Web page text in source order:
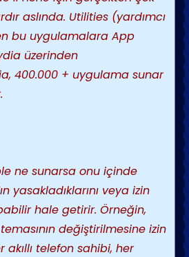
aslında. Utilities (yardımcı
bu uygulamalara App
üzerinden
400.000 + uygulama sunar
ne sunarsa onu içinde
yasakladıklarını veya izin
hale getirir. Örneğin,
değiştirilmesine izin
akıllı telefon sahibi, her